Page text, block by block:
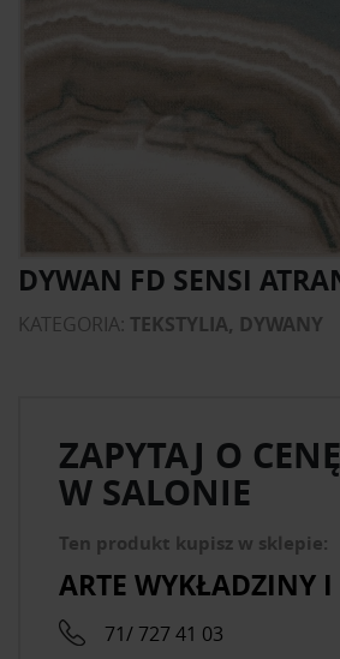
DYWAN FD SENSI
KATEGORIA: TEKSTYLIA, DYWANY
ZAPYTAJ O CENĘ
W SALONIE
Ten produkt kupisz w sklepie:
ARTE WYKŁADZINY
71/ 727 41 03